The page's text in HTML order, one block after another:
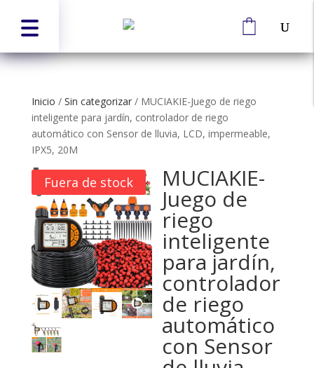
Inicio / Sin categorizar/ MUCIAKIE-Juego de riego
inteligente para jardín, controlador de riego
automático con Sensor de lluvia, LCD, impermeable,
IPX5, 20M
Fuera de stock MUCIAKIE-
Juego de
riego
inteligente
para jardín,
controlador
de riego
automático
con Sensor